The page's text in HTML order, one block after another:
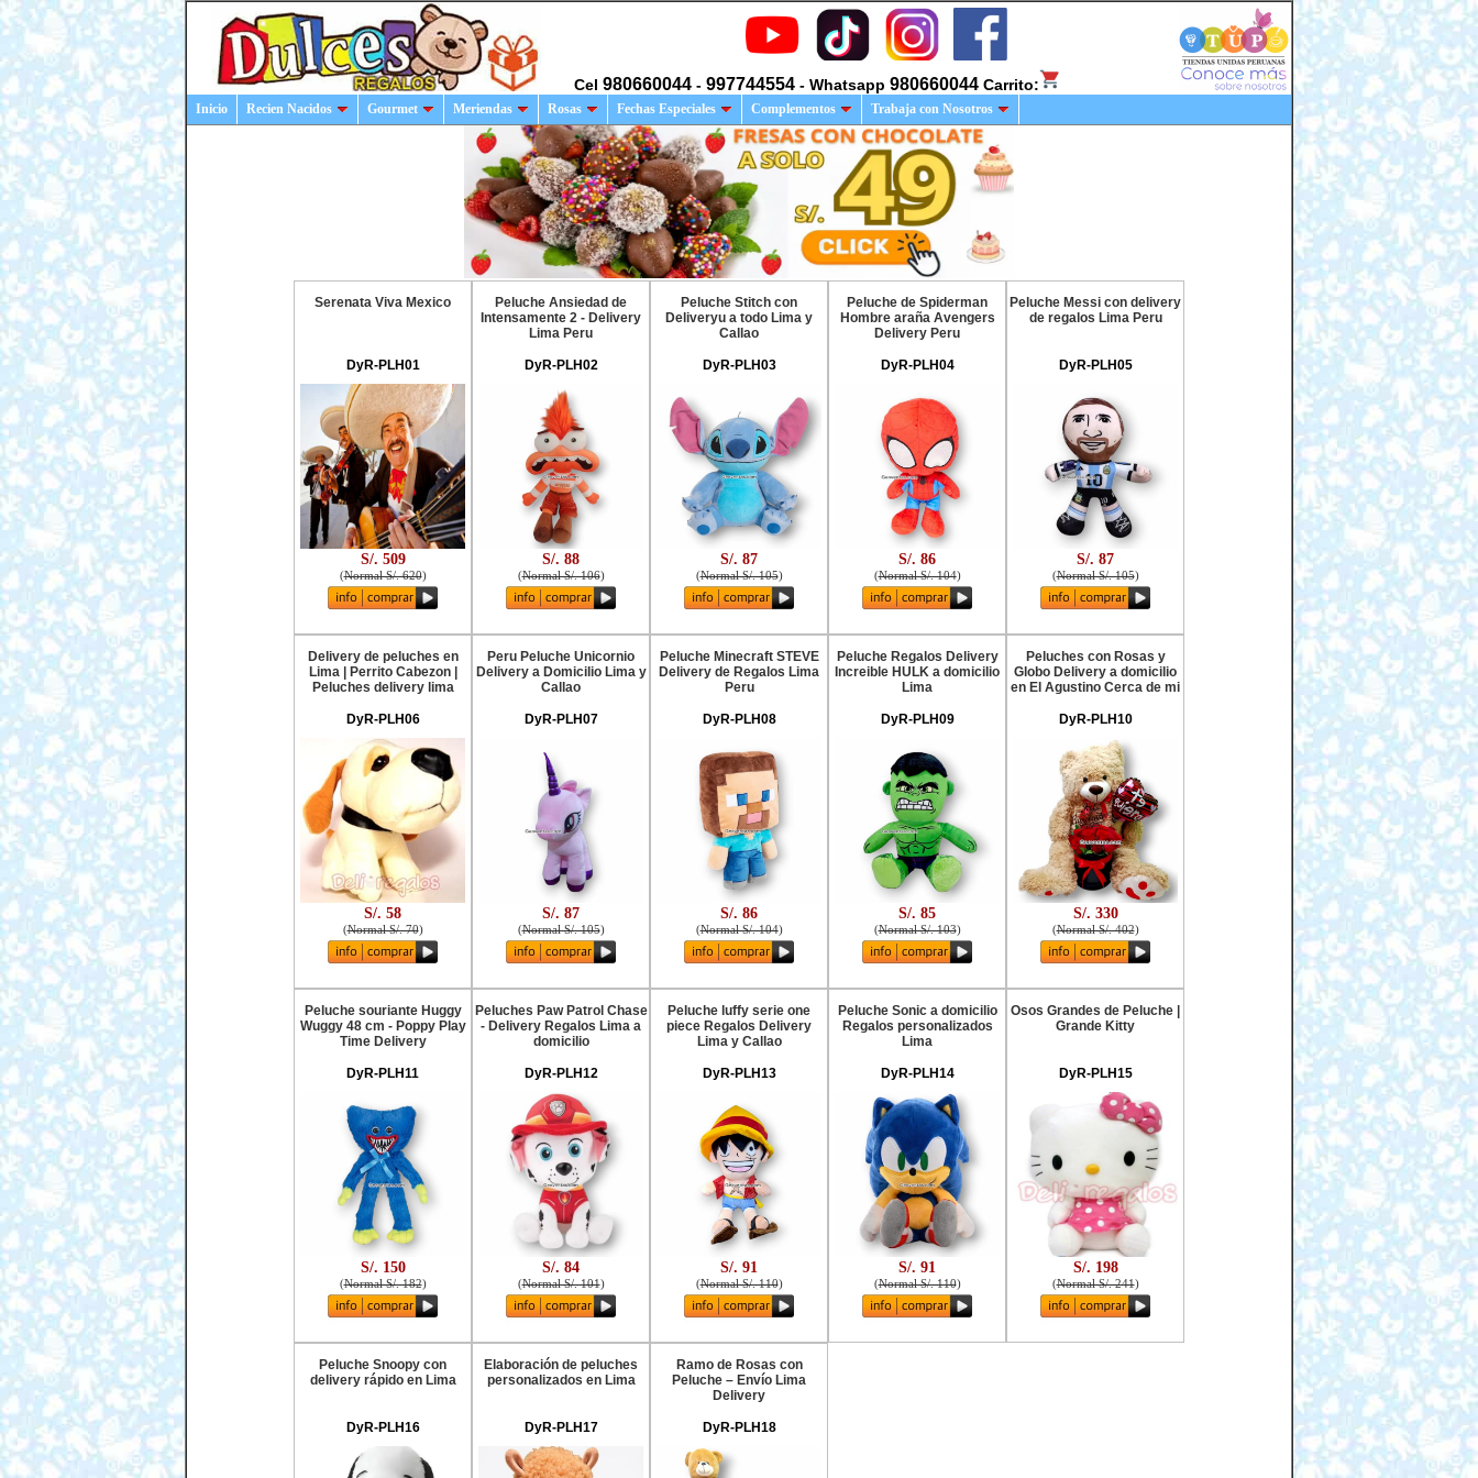
Cel 980660044 - 997744554 - Whatsapp 980660044 Carrito:
Inicio Recien Nacidos Gourmet Meriendas Rosas Fechas Especiales Complementos Trabaja con Nosotros
Serenata Viva Mexico
DyR-PLH01
S/. 509
(Normal S/. 620)
Peluche Ansiedad de
Intensamente 2 - Delivery
Lima Peru
DyR-PLH02
S/. 88
(Normal S/. 106)
Peluche Stitch con
Deliveryu a todo Lima y
Callao
DyR-PLH03
S/. 87
(Normal S/. 105)
Peluche de Spiderman
Hombre araña Avengers
Delivery Peru
DyR-PLH04
S/. 86
(Normal S/. 104)
Peluche Messi con delivery
de regalos Lima Peru
DyR-PLH05
S/. 87
(Normal S/. 105)
Delivery de peluches en
Lima | Perrito Cabezon |
Peluches delivery lima
DyR-PLH06
S/. 58
(Normal S/. 70)
Peru Peluche Unicornio
Delivery a Domicilio Lima y
Callao
DyR-PLH07
S/. 87
(Normal S/. 105)
Peluche Minecraft STEVE
Delivery de Regalos Lima
Peru
DyR-PLH08
S/. 86
(Normal S/. 104)
Peluche Regalos Delivery
Increible HULK a domicilio
Lima
DyR-PLH09
S/. 85
(Normal S/. 103)
Peluches con Rosas y
Globo Delivery a domicilio
en El Agustino Cerca de mi
DyR-PLH10
S/. 330
(Normal S/. 402)
Peluche souriante Huggy
Wuggy 48 cm - Poppy Play
Time Delivery
DyR-PLH11
S/. 150
(Normal S/. 182)
Peluches Paw Patrol Chase
- Delivery Regalos Lima a
domicilio
DyR-PLH12
S/. 84
(Normal S/. 101)
Peluche luffy serie one
piece Regalos Delivery
Lima y Callao
DyR-PLH13
S/. 91
(Normal S/. 110)
Peluche Sonic a domicilio
Regalos personalizados
Lima
DyR-PLH14
S/. 91
(Normal S/. 110)
Osos Grandes de Peluche |
Grande Kitty
DyR-PLH15
S/. 198
(Normal S/. 241)
Peluche Snoopy con
delivery rápido en Lima
DyR-PLH16
Elaboración de peluches
personalizados en Lima
DyR-PLH17
Ramo de Rosas con
Peluche – Envío Lima
Delivery
DyR-PLH18